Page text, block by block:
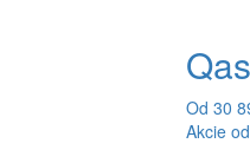
Od 30
Akcie